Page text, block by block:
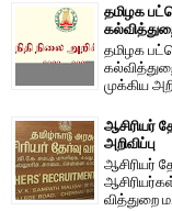
தமிழக
தமிழக
முக்கிய
ஆசிரியர்
அறிவிப்பு
ஆசிரியர்
வித்​துறை